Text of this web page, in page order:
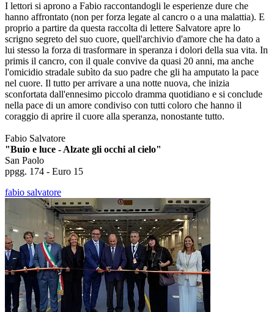
I lettori si aprono a Fabio raccontandogli le esperienze dure che
hanno affrontato (non per forza legate al cancro o a una malattia). E
proprio a partire da questa raccolta di lettere Salvatore apre lo
scrigno segreto del suo cuore, quell'archivio d'amore che ha dato a
lui stesso la forza di trasformare in speranza i dolori della sua vita. In
primis il cancro, con il quale convive da quasi 20 anni, ma anche
l'omicidio stradale subìto da suo padre che gli ha amputato la pace
nel cuore. Il tutto per arrivare a una notte nuova, che inizia
sconfortata dall'ennesimo piccolo dramma quotidiano e si conclude
nella pace di un amore condiviso con tutti coloro che hanno il
coraggio di aprire il cuore alla speranza, nonostante tutto.
Fabio Salvatore
"Buio e luce - Alzate gli occhi al cielo"
San Paolo
ppgg. 174 - Euro 15
fabio salvatore